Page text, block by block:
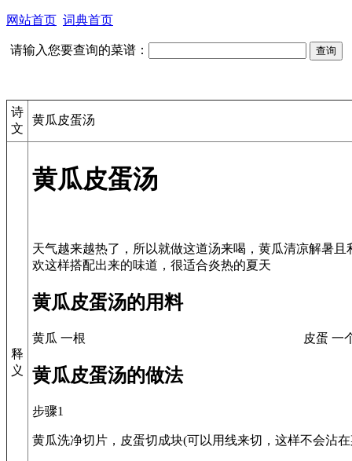
网站首页 词典首页
请输入您要查询的菜谱：
诗
文
黄瓜皮蛋汤
释
义
黄瓜皮蛋汤
天气越来越热了，所以就做这道汤来喝，黄瓜清凉解暑
黄瓜皮蛋汤的用料
黄瓜 一根 皮蛋 一
黄瓜皮蛋汤的做法
步骤1
黄瓜洗净切片，皮蛋切成块(可以用线来切，这样不会沾